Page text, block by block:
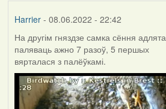
Harrier- 08.06.2022 - 22:42
На другім гняздзе самка сёння
паляваць ажно 7 разоў, 5 першых
вярталася з палёўкамі.